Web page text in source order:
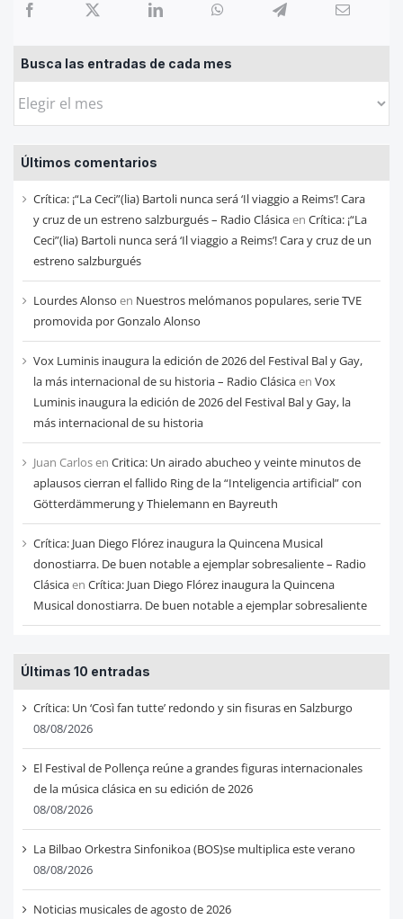
Busca las entradas de cada mes
Busca
entradas
de
cada
mes
Últimos comentarios
Crítica: ¡“La Ceci”(lia) Bartoli nunca será ‘Il viaggio a Reims’! Cara
y cruz de un estreno salzburgués – Radio Clásicaen Crítica: ¡“La
Ceci”(lia) Bartoli nunca será ‘Il viaggio a Reims’! Cara y cruz de un
estreno salzburgués
Lourdes Alonso en Nuestros melómanos populares, serie TVE
promovida por Gonzalo Alonso
Vox Luminis inaugura la edición de 2026 del Festival Bal y Gay,
la más internacional de su historia – Radio Clásicaen Vox
Luminis inaugura la edición de 2026 del Festival Bal y Gay, la
más internacional de su historia
Juan Carlosen Critica: Un airado abucheo y veinte minutos de
aplausos cierran el fallido Ring de la “Inteligencia artificial” con
Götterdämmerung y Thielemann en Bayreuth
Crítica: Juan Diego Flórez inaugura la Quincena Musical
donostiarra. De buen notable a ejemplar sobresaliente – Radio
Clásicaen Crítica: Juan Diego Flórez inaugura la Quincena
Musical donostiarra. De buen notable a ejemplar sobresaliente
Últimas 10 entradas
Crítica: Un ‘Così fan tutte’ redondo y sin fisuras en Salzburgo
08/08/2026
El Festival de Pollença reúne a grandes figuras internacionales
de la música clásica en su edición de 2026
08/08/2026
La Bilbao Orkestra Sinfonikoa (BOS)se multiplica este verano
08/08/2026
Noticias musicales de agosto de 2026